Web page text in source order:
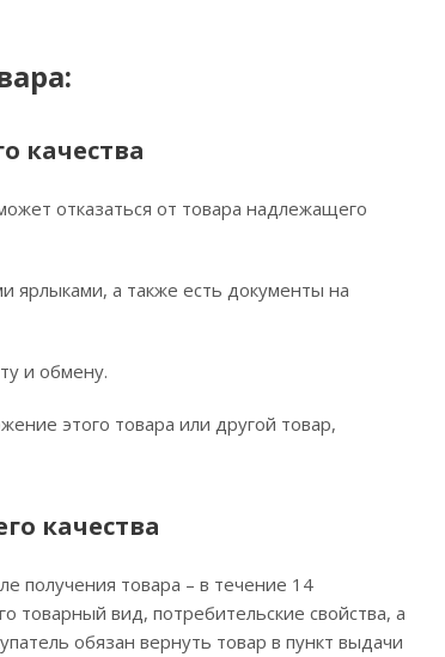
качества
отказаться от товара надлежащего
ярлыками, а также есть документы на
и обмену.
этого товара или другой товар,
качества
получения товара – в течение 14
товарный вид, потребительские свойства, а
обязан вернуть товар в пункт выдачи